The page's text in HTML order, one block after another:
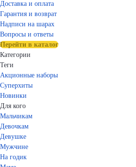
Доставка и оплата
Гарантия и возврат
Надписи на шарах
Вопросы и ответы
Перейти в каталог
Категории
Теги
Акционные наборы
Суперхиты
Новинки
Для кого
Мальчикам
Девочкам
Девушке
Мужчине
На годик